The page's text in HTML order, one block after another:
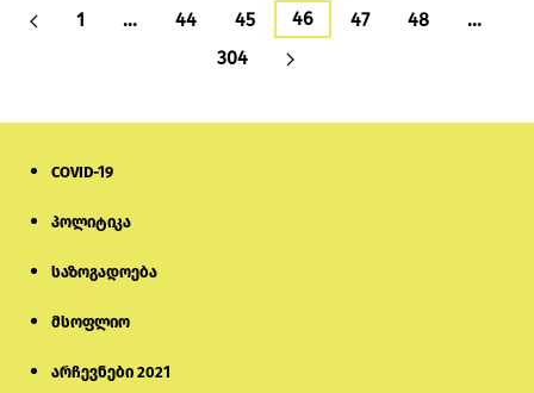
1 … 44 45 46 47 48
…
304
COVID-19
პოლიტიკა
საზოგადოება
მსოფლიო
არჩევნები 2021